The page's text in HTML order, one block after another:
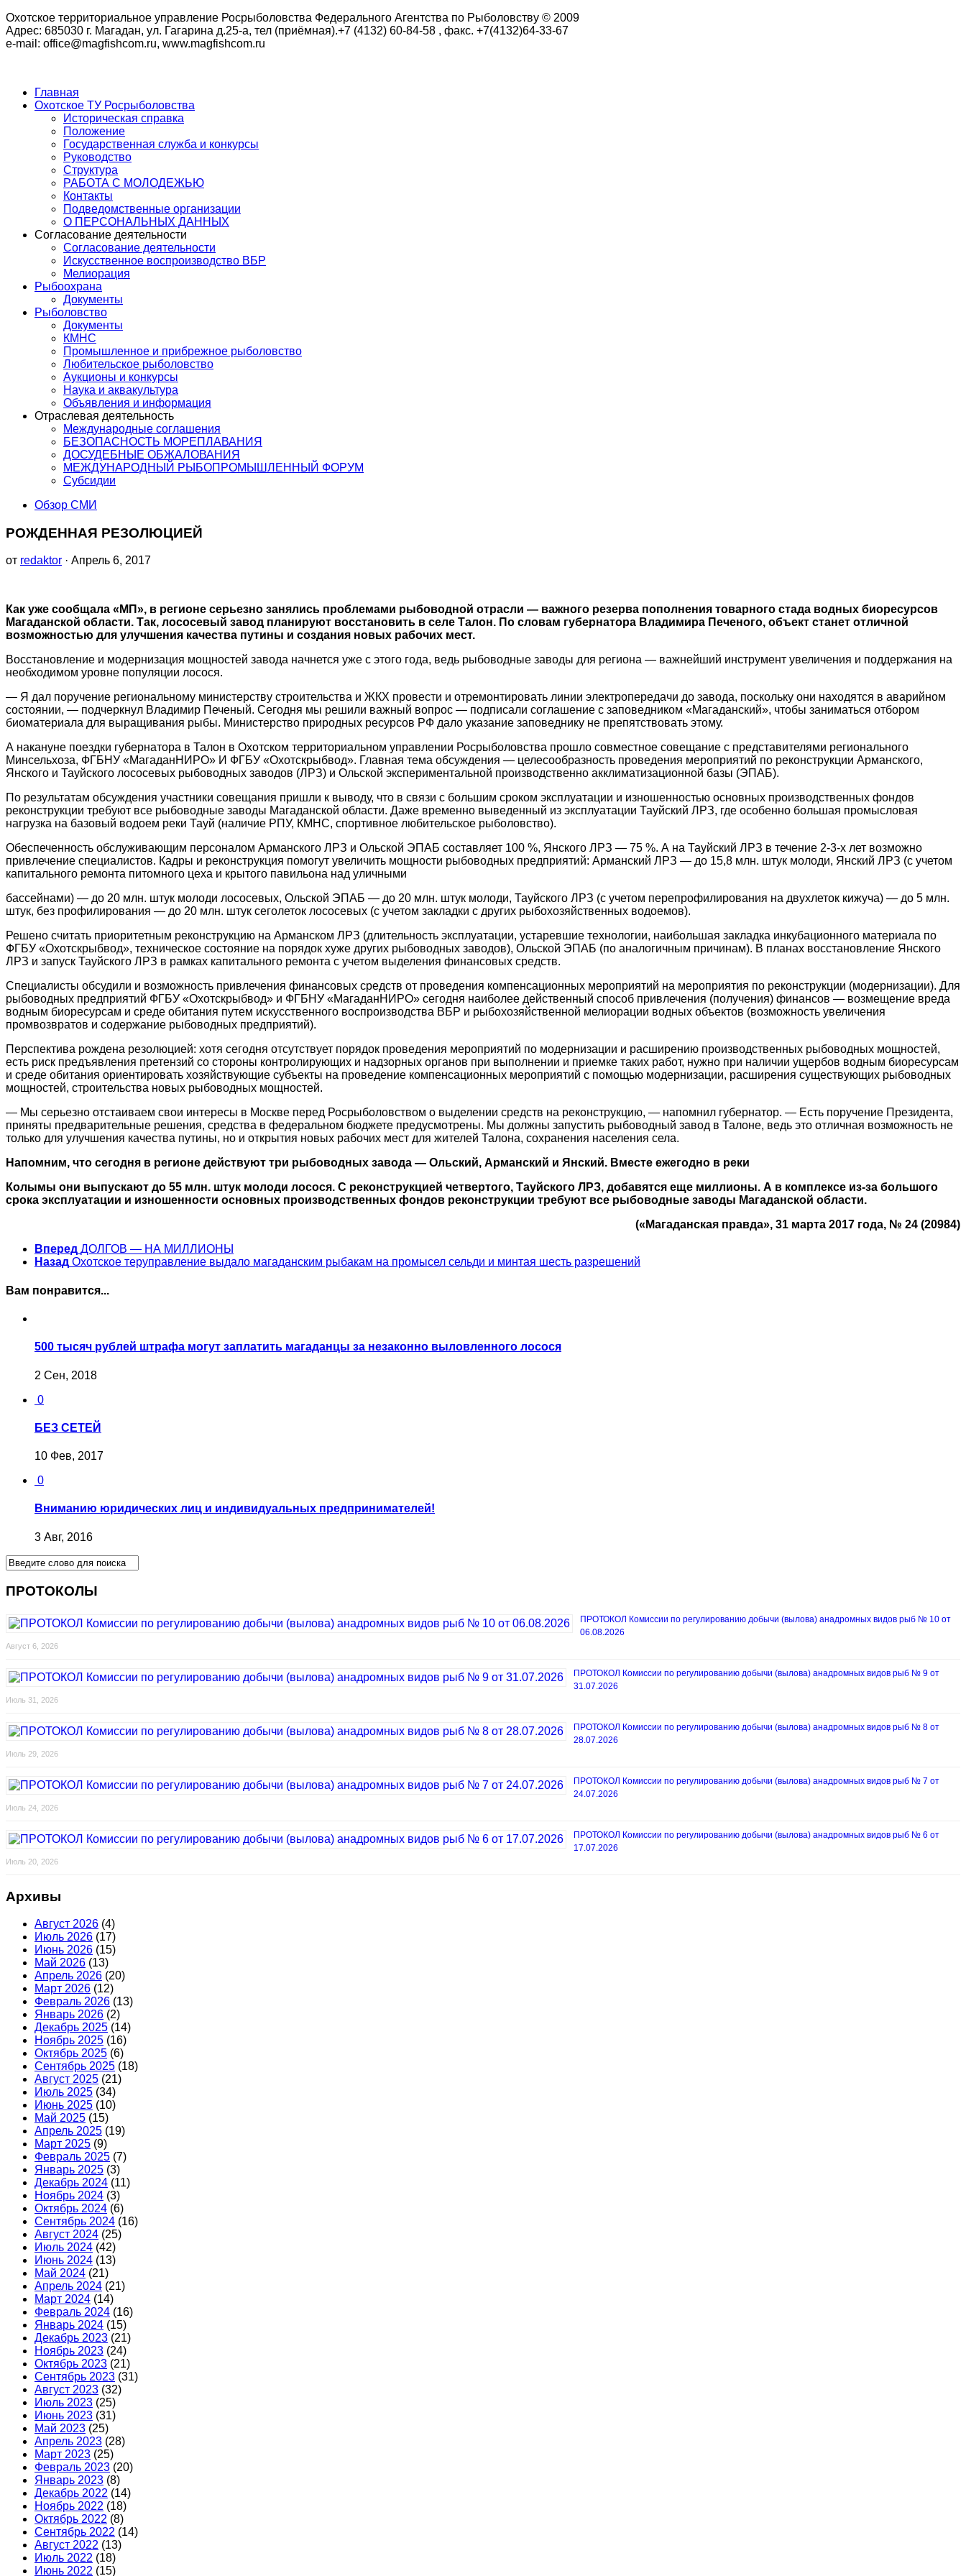
Охотское территориальное управление Росрыболовства Федерального Агентства по Рыболовству © 2009
Адрес: 685030 г. Магадан, ул. Гагарина д.25-а, тел (приёмная).+7 (4132) 60-84-58 , факс. +7(4132)64-33-67
e-mail: office@magfishcom.ru, www.magfishcom.ru
Главная
Охотское ТУ Росрыболовства
Историческая справка
Положение
Государственная служба и конкурсы
Руководство
Структура
РАБОТА С МОЛОДЕЖЬЮ
Контакты
Подведомственные организации
О ПЕРСОНАЛЬНЫХ ДАННЫХ
Согласование деятельности
Согласование деятельности
Искусственное воспроизводство ВБР
Мелиорация
Рыбоохрана
Документы
Рыболовство
Документы
КМНС
Промышленное и прибрежное рыболовство
Любительское рыболовство
Аукционы и конкурсы
Наука и аквакультура
Объявления и информация
Отраслевая деятельность
Международные соглашения
БЕЗОПАСНОСТЬ МОРЕПЛАВАНИЯ
ДОСУДЕБНЫЕ ОБЖАЛОВАНИЯ
МЕЖДУНАРОДНЫЙ РЫБОПРОМЫШЛЕННЫЙ ФОРУМ
Субсидии
Обзор СМИ
РОЖДЕННАЯ РЕЗОЛЮЦИЕЙ
от redaktor · Апрель 6, 2017
Как уже сообщала «МП», в регионе серьезно занялись проблемами рыбоводной отрасли — важного резерва пополнения товарного стада водных биоресурсов
Магаданской области. Так, лососевый завод планируют восстановить в селе Талон. По словам губернатора Владимира Печеного, объект станет отличной
возможностью для улучшения качества путины и создания новых рабочих мест.
Восстановление и модернизация мощностей завода начнется уже с этого года, ведь рыбоводные заводы для региона — важнейший инструмент увеличения и поддержания на
необходимом уровне популяции лосося.
— Я дал поручение региональному министерству строительства и ЖКХ провести и отремонтировать линии электропередачи до завода, поскольку они находятся в аварийном
состоянии, — подчеркнул Владимир Печеный. Сегодня мы решили важный вопрос — подписали соглашение с заповедником «Магаданский», чтобы заниматься отбором
биоматериала для выращивания рыбы. Министерство природных ресурсов РФ дало указание заповеднику не препятствовать этому.
А накануне поездки губернатора в Талон в Охотском территориальном управлении Росрыболовства прошло совместное совещание с представителями регионального
Минсельхоза, ФГБНУ «МагаданНИРО» И ФГБУ «Охотскрыбвод». Главная тема обсуждения — целесообразность проведения мероприятий по реконструкции Арманского,
Янского и Тауйского лососевых рыбоводных заводов (ЛРЗ) и Ольской экспериментальной производственно акклиматизационной базы (ЭПАБ).
По результатам обсуждения участники совещания пришли к выводу, что в связи с большим сроком эксплуатации и изношенностью основных производственных фондов
реконструкции требуют все рыбоводные заводы Магаданской области. Даже временно выведенный из эксплуатации Тауйский ЛРЗ, где особенно большая промысловая
нагрузка на базовый водоем реки Тауй (наличие РПУ, КМНС, спортивное любительское рыболовство).
Обеспеченность обслуживающим персоналом Арманского ЛРЗ и Ольской ЭПАБ составляет 100 %, Янского ЛРЗ — 75 %. А на Тауйский ЛРЗ в течение 2-3-х лет возможно
привлечение специалистов. Кадры и реконструкция помогут увеличить мощности рыбоводных предприятий: Арманский ЛРЗ — до 15,8 млн. штук молоди, Янский ЛРЗ (с учетом
капитального ремонта питомного цеха и крытого павильона над уличными
бассейнами) — до 20 млн. штук молоди лососевых, Ольской ЭПАБ — до 20 млн. штук молоди, Тауйского ЛРЗ (с учетом перепрофилирования на двухлеток кижуча) — до 5 млн.
штук, без профилирования — до 20 млн. штук сеголеток лососевых (с учетом закладки с других рыбохозяйственных водоемов).
Решено считать приоритетным реконструкцию на Арманском ЛРЗ (длительность эксплуатации, устаревшие технологии, наибольшая закладка инкубационного материала по
ФГБУ «Охотскрыбвод», техническое состояние на порядок хуже других рыбоводных заводов), Ольской ЭПАБ (по аналогичным причинам). В планах восстановление Янского
ЛРЗ и запуск Тауйского ЛРЗ в рамках капитального ремонта с учетом выделения финансовых средств.
Специалисты обсудили и возможность привлечения финансовых средств от проведения компенсационных мероприятий на мероприятия по реконструкции (модернизации). Для
рыбоводных предприятий ФГБУ «Охотскрыбвод» и ФГБНУ «МагаданНИРО» сегодня наиболее действенный способ привлечения (получения) финансов — возмещение вреда
водным биоресурсам и среде обитания путем искусственного воспроизводства ВБР и рыбохозяйственной мелиорации водных объектов (возможность увеличения
промвозвратов и содержание рыбоводных предприятий).
Перспектива рождена резолюцией: хотя сегодня отсутствует порядок проведения мероприятий по модернизации и расширению производственных рыбоводных мощностей,
есть риск предъявления претензий со стороны контролирующих и надзорных органов при выполнении и приемке таких работ, нужно при наличии ущербов водным биоресурсам
и среде обитания ориентировать хозяйствующие субъекты на проведение компенсационных мероприятий с помощью модернизации, расширения существующих рыбоводных
мощностей, строительства новых рыбоводных мощностей.
— Мы серьезно отстаиваем свои интересы в Москве перед Росрыболовством о выделении средств на реконструкцию, — напомнил губернатор. — Есть поручение Президента,
приняты предварительные решения, средства в федеральном бюджете предусмотрены. Мы должны запустить рыбоводный завод в Талоне, ведь это отличная возможность не
только для улучшения качества путины, но и открытия новых рабочих мест для жителей Талона, сохранения населения села.
Напомним, что сегодня в регионе действуют три рыбоводных завода — Ольский, Арманский и Янский. Вместе ежегодно в реки
Колымы они выпускают до 55 млн. штук молоди лосося. С реконструкцией четвертого, Тауйского ЛРЗ, добавятся еще миллионы. А в комплексе из-за большого
срока эксплуатации и изношенности основных производственных фондов реконструкции требуют все рыбоводные заводы Магаданской области.
(«Магаданская правда», 31 марта 2017 года, № 24 (20984)
Вперед ДОЛГОВ — НА МИЛЛИОНЫ
Назад Охотское теруправление выдало магаданским рыбакам на промысел сельди и минтая шесть разрешений
Вам понравится...
500 тысяч рублей штрафа могут заплатить магаданцы за незаконно выловленного лосося
2 Сен, 2018
0
БЕЗ СЕТЕЙ
10 Фев, 2017
0
Вниманию юридических лиц и индивидуальных предпринимателей!
3 Авг, 2016
ПРОТОКОЛЫ
ПРОТОКОЛ Комиссии по регулированию добычи (вылова) анадромных видов рыб № 10 от
06.08.2026
Август 6, 2026
ПРОТОКОЛ Комиссии по регулированию добычи (вылова) анадромных видов рыб № 9 от
31.07.2026
Июль 31, 2026
ПРОТОКОЛ Комиссии по регулированию добычи (вылова) анадромных видов рыб № 8 от
28.07.2026
Июль 29, 2026
ПРОТОКОЛ Комиссии по регулированию добычи (вылова) анадромных видов рыб № 7 от
24.07.2026
Июль 24, 2026
ПРОТОКОЛ Комиссии по регулированию добычи (вылова) анадромных видов рыб № 6 от
17.07.2026
Июль 20, 2026
Архивы
Август 2026 (4)
Июль 2026 (17)
Июнь 2026 (15)
Май 2026 (13)
Апрель 2026 (20)
Март 2026 (12)
Февраль 2026 (13)
Январь 2026 (2)
Декабрь 2025 (14)
Ноябрь 2025 (16)
Октябрь 2025 (6)
Сентябрь 2025 (18)
Август 2025 (21)
Июль 2025 (34)
Июнь 2025 (10)
Май 2025 (15)
Апрель 2025 (19)
Март 2025 (9)
Февраль 2025 (7)
Январь 2025 (3)
Декабрь 2024 (11)
Ноябрь 2024 (3)
Октябрь 2024 (6)
Сентябрь 2024 (16)
Август 2024 (25)
Июль 2024 (42)
Июнь 2024 (13)
Май 2024 (21)
Апрель 2024 (21)
Март 2024 (14)
Февраль 2024 (16)
Январь 2024 (15)
Декабрь 2023 (21)
Ноябрь 2023 (24)
Октябрь 2023 (21)
Сентябрь 2023 (31)
Август 2023 (32)
Июль 2023 (25)
Июнь 2023 (31)
Май 2023 (25)
Апрель 2023 (28)
Март 2023 (25)
Февраль 2023 (20)
Январь 2023 (8)
Декабрь 2022 (14)
Ноябрь 2022 (18)
Октябрь 2022 (8)
Сентябрь 2022 (14)
Август 2022 (13)
Июль 2022 (18)
Июнь 2022 (15)